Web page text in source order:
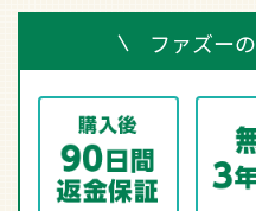
ファズーの